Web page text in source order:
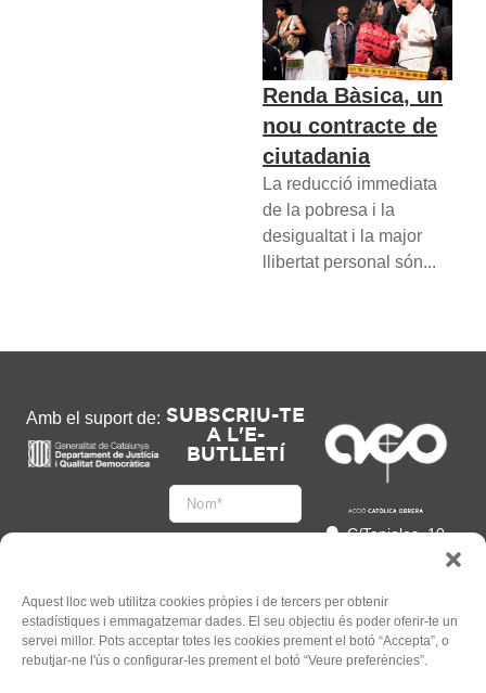
Aquest lloc web utilitza cookies pròpies i de tercers per obtenir
estadístiques i emmagatzemar dades. El seu objectiu és poder oferir-te un
servei millor. Pots acceptar totes les cookies prement el botó “Accepta”, o
rebutjar-ne l'ús o configurar-les prement el botó “Veure preferències”.
Renda Bàsica, un
nou contracte de
ciutadania
La reducció immediata
de la pobresa i la
desigualtat i la major
llibertat personal són...
Amb el suport de: SUBSCRIU-TE
A L'E-
BUTLLETÍ
Accepto
l'Informació legal
C/Tapioles, 10
93 505 86 86
hola@acocat.org